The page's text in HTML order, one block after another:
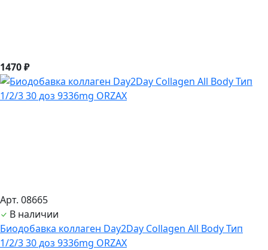
1470 ₽
Арт. 08665
В наличии
Биодобавка коллаген Day2Day Collagen All Body Тип
1/2/3 30 доз 9336mg ORZAX